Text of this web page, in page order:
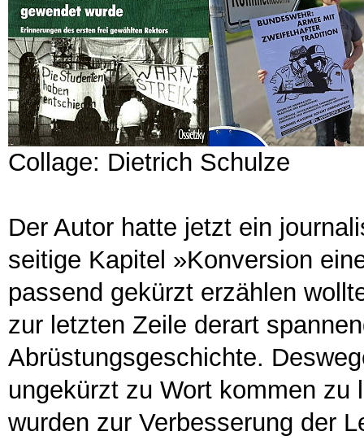
Collage: Dietrich Schulze
Der Autor hatte jetzt ein
seitige Kapitel »Konversion
passend gekürzt erzählen
zur letzten Zeile derart
Abrüstungsgeschichte.
ungekürzt zu Wort kommen
wurden zur Verbesserung der